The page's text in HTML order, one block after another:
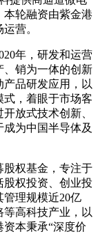
轮融资由紫金港
营。
年，研发和运营
、销为一体的创新
品研发应用，以
，着眼于市场客
放式技术创新、
为中国半导体及
权基金，专注于
权投资、创业投
理规模近20亿
高科技产业，以
本秉承“深度价